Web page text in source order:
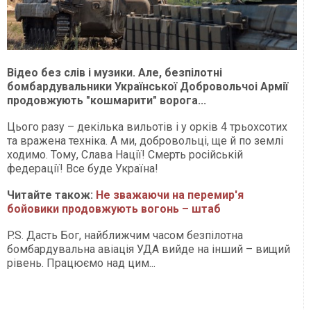
Відео без слів і музики. Але, безпілотні
бомбардувальники Української Добровольчоі Армії
продовжують "кошмарити" ворога...
Цього разу – декілька вильотів і у орків 4 трьохсотих
та вражена техніка. А ми, добровольці, ще й по землі
ходимо. Тому, Слава Нації! Смерть російській
федерації! Все буде Україна!
Читайте також: Не зважаючи на перемир'я
бойовики продовжують вогонь – штаб
P.S. Дасть Бог, найближчим часом безпілотна
бомбардувальна авіація УДА вийде на інший – вищий
рівень. Працюємо над цим...